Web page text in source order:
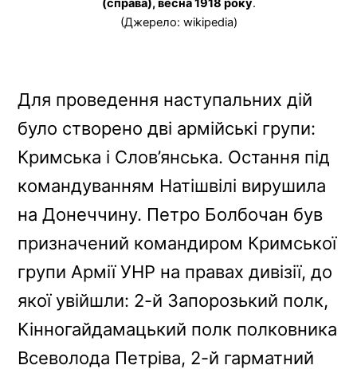
(Джерело: wikipedia)
Для проведення наступальних дій
було створено дві армійські групи:
Кримська і Слов’янська. Остання під
командуванням Натішвілі вирушила
на Донеччину. Петро Болбочан був
призначений командиром Кримської
групи Армії УНР на правах дивізії, до
якої увійшли: 2-й Запорозький полк,
Кінногайдамацький полк полковника
Всеволода Петріва, 2-й гарматний